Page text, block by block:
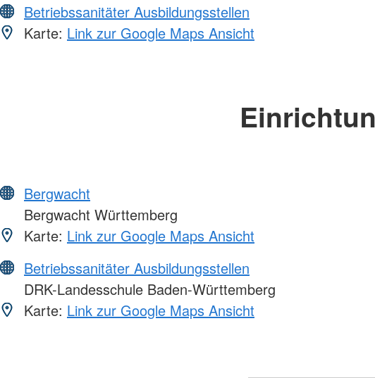
Betriebssanitäter Ausbildungsstellen
Karte: Link zur Google Maps Ansicht
Bergwacht
Bergwacht Württemberg
Karte: Link zur Google Maps Ansicht
Betriebssanitäter Ausbildungsstellen
DRK-Landesschule Baden-Württemberg
Karte: Link zur Google Maps Ansicht